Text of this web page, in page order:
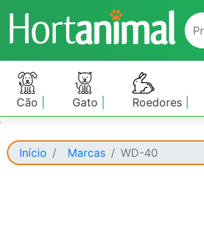
Cão Gato Roedores
Início Marcas WD-40